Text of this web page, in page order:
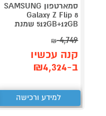
סמארטפון SAMSUNG
Galaxy Z Flip 8
512GB+12GB שמנת
4,749
₪
קנה עכשיו
ב-₪4,324
למידע ורכישה